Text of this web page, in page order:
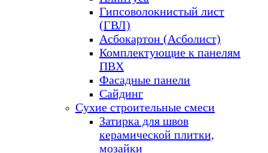
Гипсоволокнистый лист
(ГВЛ)
Асбокартон (Асболист)
Комплектующие к панелям
ПВХ
Фасадные панели
Сайдинг
Сухие строительные смеси
Затирка для швов
керамической плитки,
мозайки